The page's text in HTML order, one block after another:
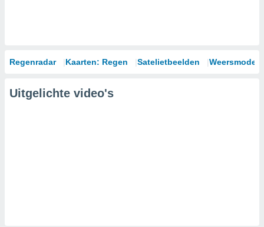
Regenradar Kaarten: Regen Satelietbeelden
Uitgelichte video's